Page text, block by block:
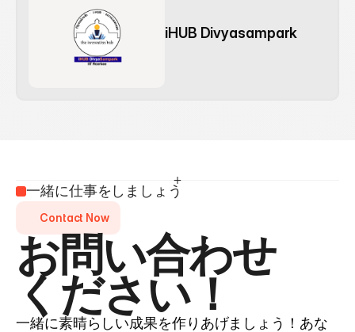
iHUB Divyasampark
一緒に仕事をしましょう
Contact Now
お問い合わせ
ください！
一緒に素晴らしい成果を作りあげましょう！あな